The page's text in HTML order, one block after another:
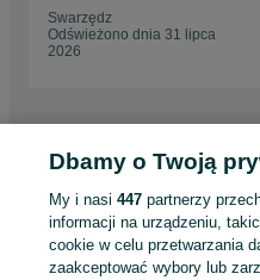
peugeot rifter partner
toyota proace city
Swarzędz
Odświeżono dnia 31 lipca
2026
Strona główna Motoryzacja
KATEGORIA
Dbamy o Twoją
My i nasi447 partnerzy
informacji na urządzeniu,
cookie w celu przetwarzania
zaakceptować wybory lub